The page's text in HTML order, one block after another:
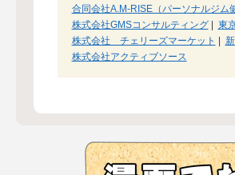
合同会社A.M-RISE（パーソナルジム
株式会社GMSコンサルティング| 東
株式会社 チェリーズマーケット
株式会社アクティブソース